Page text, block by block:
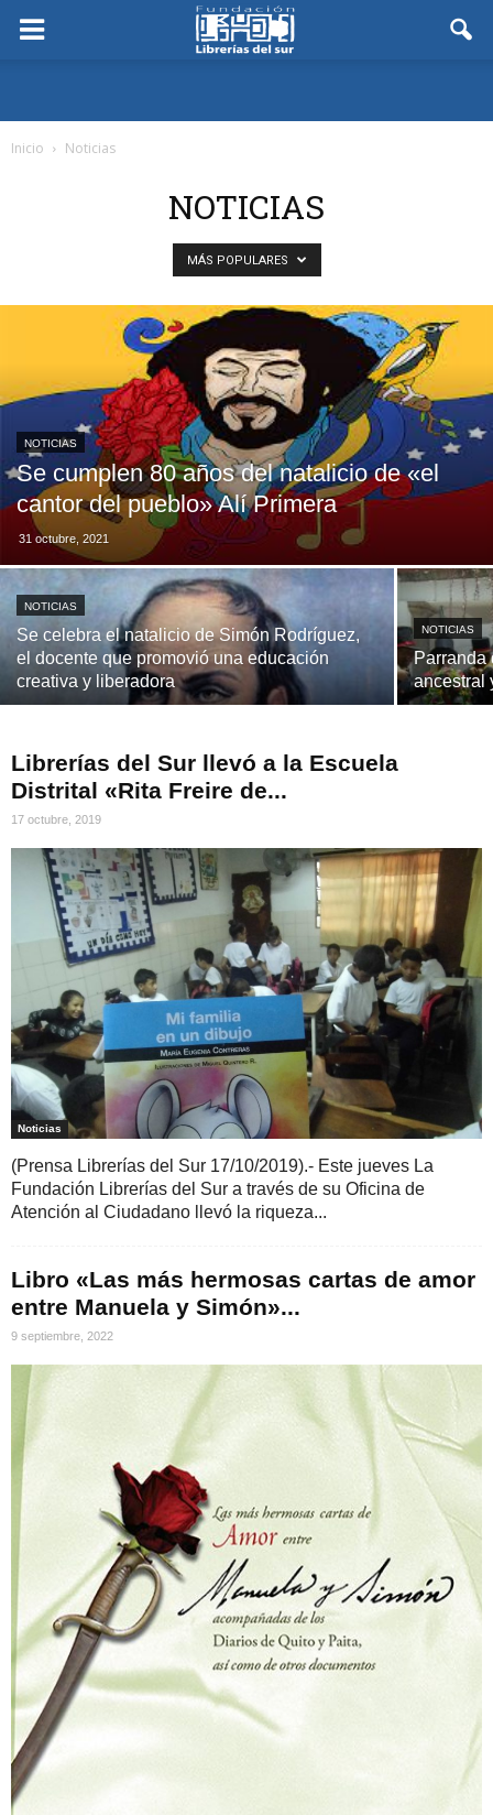
Inicio Noticias
NOTICIAS
MÁS POPULARES
NOTICIAS
Se cumplen 80 años del natalicio de «el
cantor del pueblo» Alí Primera
31 octubre, 2021
NOTICIAS
Se celebra el natalicio de Simón Rodríguez,
el docente que promovió una educación
creativa y liberadora
NOTICIAS
Parranda
ancestral
Librerías del Sur llevó a la Escuela
Distrital «Rita Freire de...
17 octubre, 2019
Noticias
(Prensa Librerías del Sur 17/10/2019).- Este jueves La
Fundación Librerías del Sur a través de su Oficina de
Atención al Ciudadano llevó la riqueza...
Libro «Las más hermosas cartas de amor
entre Manuela y Simón»...
9 septiembre, 2022